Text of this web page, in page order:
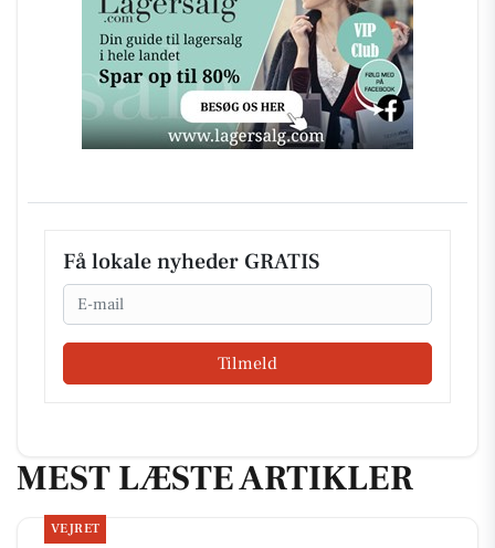
Få lokale nyheder GRATIS
Email
Tilmeld
MEST LÆSTE ARTIKLER
VEJRET